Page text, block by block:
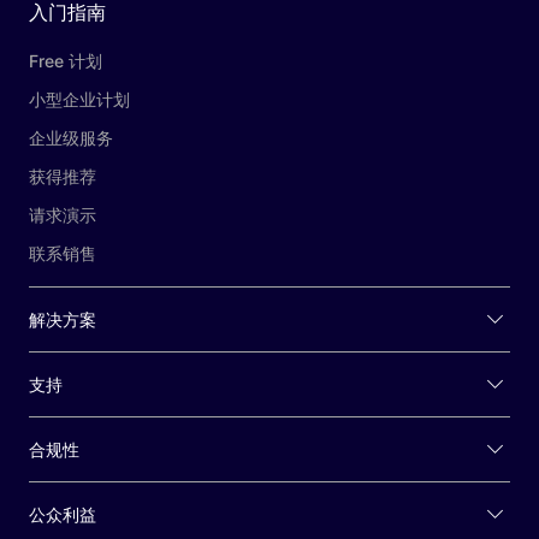
入门指南
Free 计划
小型企业计划
企业级服务
获得推荐
请求演示
联系销售
解决方案
支持
合规性
公众利益